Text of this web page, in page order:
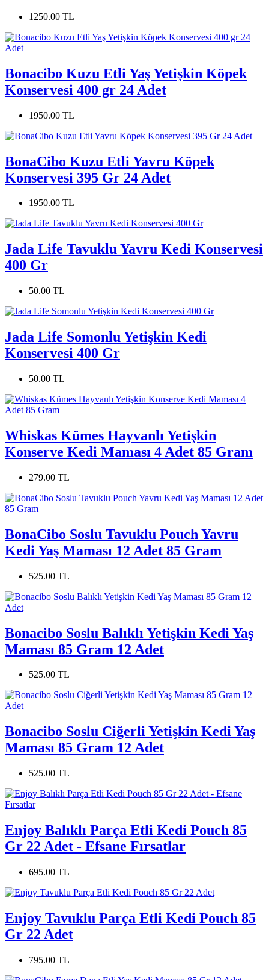
1250.00 TL
Bonacibo Kuzu Etli Yaş Yetişkin Köpek
Konservesi 400 gr 24 Adet
1950.00 TL
BonaCibo Kuzu Etli Yavru Köpek
Konservesi 395 Gr 24 Adet
1950.00 TL
Jada Life Tavuklu Yavru Kedi Konservesi
400 Gr
50.00 TL
Jada Life Somonlu Yetişkin Kedi
Konservesi 400 Gr
50.00 TL
Whiskas Kümes Hayvanlı Yetişkin
Konserve Kedi Maması 4 Adet 85 Gram
279.00 TL
BonaCibo Soslu Tavuklu Pouch Yavru
Kedi Yaş Maması 12 Adet 85 Gram
525.00 TL
Bonacibo Soslu Balıklı Yetişkin Kedi Yaş
Maması 85 Gram 12 Adet
525.00 TL
Bonacibo Soslu Ciğerli Yetişkin Kedi Yaş
Maması 85 Gram 12 Adet
525.00 TL
Enjoy Balıklı Parça Etli Kedi Pouch 85
Gr 22 Adet - Efsane Fırsatlar
695.00 TL
Enjoy Tavuklu Parça Etli Kedi Pouch 85
Gr 22 Adet
795.00 TL